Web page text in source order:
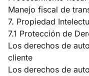
Manejo fiscal de
7. Propiedad
7.1 Protección de
Los derechos de
cliente
Los derechos de